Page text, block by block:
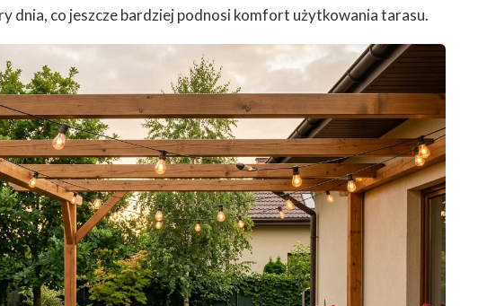
dnia, co jeszcze bardziej podnosi komfort użytkowania tarasu.